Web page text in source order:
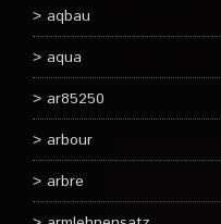
aqbau
aqua
ar85250
arbour
arbre